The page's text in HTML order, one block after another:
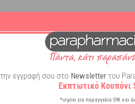
εγγραφή σου στο Newsletter του
Εκπτωτικό Κουπόνι
*ισχύει για παραγγελία 59€ και